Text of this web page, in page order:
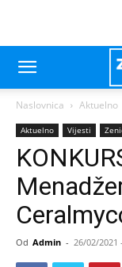
Naslovnica Aktuelno
Aktuelno Vijesti
Od Admin - 26/02/2021